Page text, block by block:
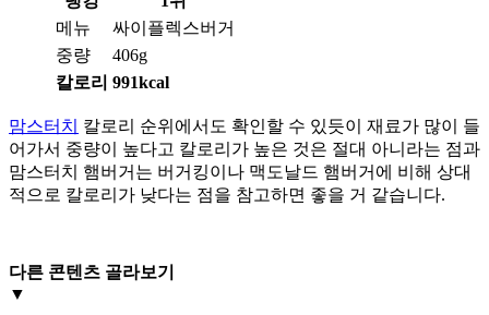
메뉴
싸이플렉스버거
중량
406g
칼로리 991kcal
맘스터치
칼로리 순위에서도 확인할 수 있듯이 재료가 많이 들
어가서 중량이 높다고 칼로리가 높은 것은 절대 아니라는 점과
맘스터치 햄버거는 버거킹이나 맥도날드 햄버거에 비해 상대
적으로 칼로리가 낮다는 점을 참고하면 좋을 거 같습니다.
다른 콘텐츠 골라보기
▼